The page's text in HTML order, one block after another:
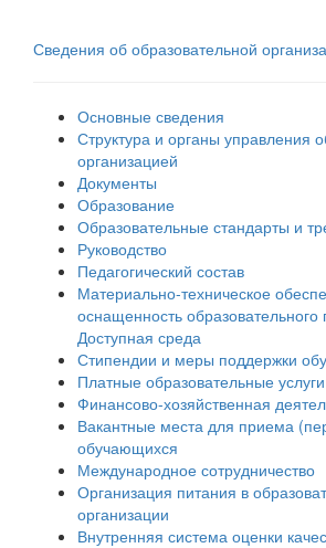
Сведения об образовательной
Основные сведения
Структура и органы управления
организацией
Документы
Образование
Образовательные стандарты и
Руководство
Педагогический состав
Материально-техническое
оснащенность образовательного
Доступная среда
Стипендии и меры поддержки
Платные образовательные услуги
Финансово-хозяйственная
Вакантные места для приема
обучающихся
Международное сотрудничество
Организация питания в
организации
Внутренняя система оценки